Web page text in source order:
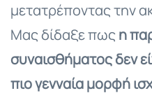
μετατρέποντας την
Μας δίδαξε πωςη
συναισθήματος δεν
πιο γενναία μορφή